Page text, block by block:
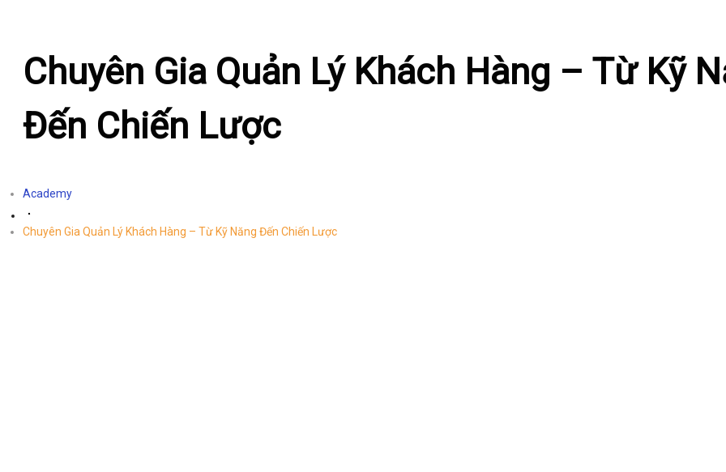
Chuyên Gia Quản Lý Khách Hàng – Từ Kỹ
Đến Chiến Lược
Academy
Chuyên Gia Quản Lý Khách Hàng – Từ Kỹ Năng Đến Chiến Lược